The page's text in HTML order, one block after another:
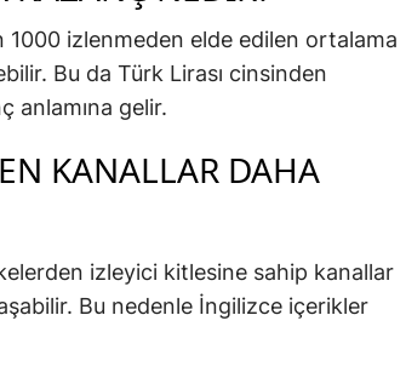
1000 izlenmeden elde edilen ortalama
Bu da Türk Lirası cinsinden
anlamına gelir.
KANALLAR DAHA
izleyici kitlesine sahip kanallar
Bu nedenle İngilizce içerikler